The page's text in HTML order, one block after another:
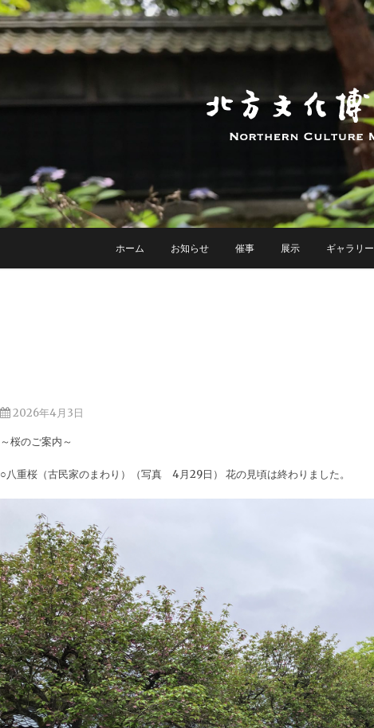
ホーム お知らせ 催事 展示 ギャラリー
2026年4月3日
～桜のご案内～
○八重桜（古民家のまわり）（写真 4月29日） 花の見頃は終わりました。